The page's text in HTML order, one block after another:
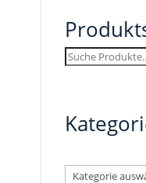
Suchen
Kategorie